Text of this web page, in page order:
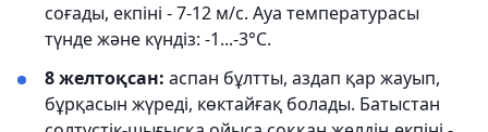
соғады, екпіні - 7-12 м/с. Ауа температурасы
түнде және күндіз: -1...-3°С.
8 желтоқсан: аспан бұлтты, аздап қар жауып,
бұрқасын жүреді, көктайғақ болады. Батыстан